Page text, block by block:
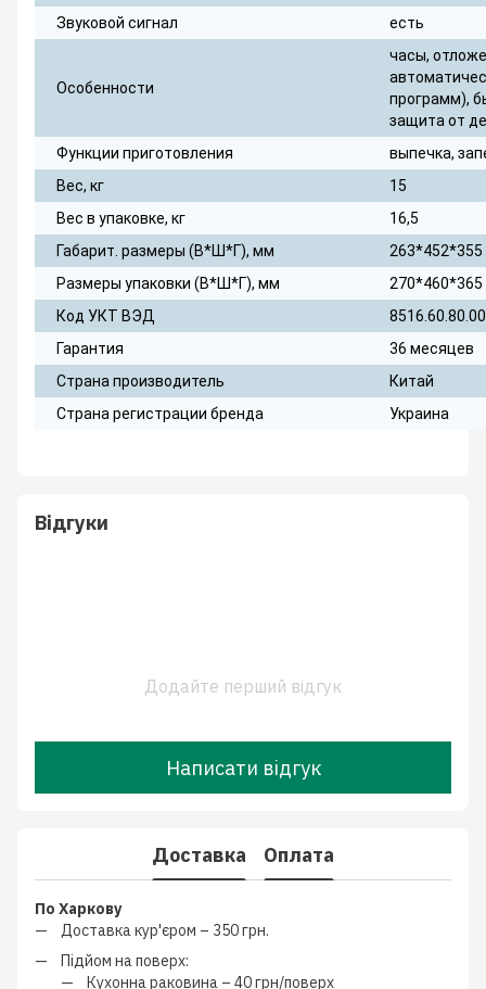
Звуковой сигнал
есть
Особенности
часы,
программ),
защита от
Функции приготовления
выпечка,
Вес, кг
15
Вес в упаковке, кг
16,5
Габарит. размеры (В*Ш*Г), мм
263*452*355
Размеры упаковки (В*Ш*Г), мм
270*460*365
Код УКТ ВЭД
8516.60.80.00
Гарантия
36 месяцев
Страна производитель
Китай
Страна регистрации бренда
Украина
Відгуки
Додайте перший відгук
Написати відгук
Доставка Оплата
По Харкову
Доставка кур'єром – 350 грн.
Підйом на поверх:
Кухонна раковина – 40 грн/поверх